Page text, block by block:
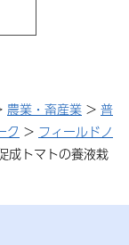
農業・畜産業 > 普
ク > フィールドノ
成トマトの養液栽